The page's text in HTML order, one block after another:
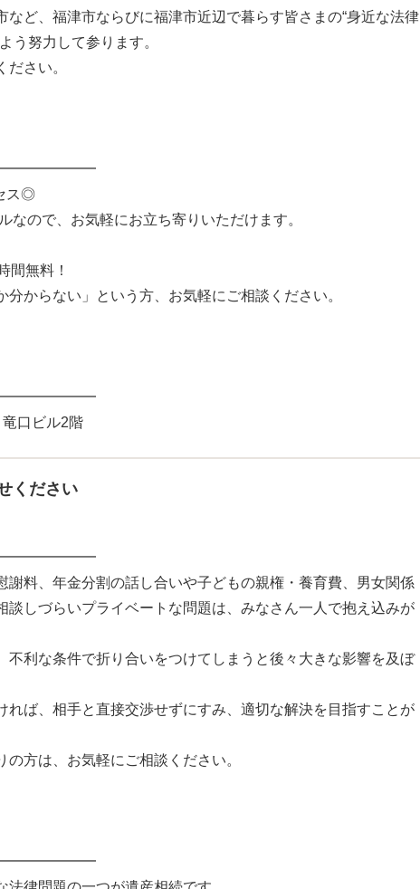
など、福津市ならびに福津市近辺で暮らす皆さまの“身近な法律
う努力して参ります。
ださい。
ス◎
なので、お気軽にお立ち寄りいただけます。
間無料！
分からない」という方、お気軽にご相談ください。
口ビル2階
ください
謝料、年金分割の話し合いや子どもの親権・養育費、男女関係
談しづらいプライベートな問題は、みなさん一人で抱え込みが
不利な条件で折り合いをつけてしまうと後々大きな影響を及ぼ
れば、相手と直接交渉せずにすみ、適切な解決を目指すことが
方は、お気軽にご相談ください。